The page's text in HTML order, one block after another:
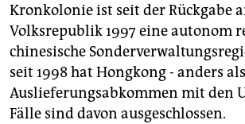
Kronkolonie ist seit der Rückgabe
Volksrepublik 1997 eine autonom
chinesische
seit 1998 hat Hongkong - anders
Auslieferungsabkommen mit den
Fälle sind davon ausgeschlossen.